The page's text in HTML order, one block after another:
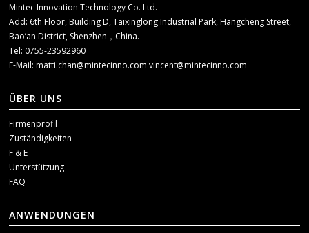
Mintec Innovation Technology Co. Ltd.
Add: 6th Floor, Building D, Taixinglong Industrial Park, Hangcheng Street,
Bao’an District, Shenzhen，China.
Tel: 0755-23592960
E-Mail:matti.chan@mintecinno.comvincent@mintecinno.com
ÜBER UNS
Firmenprofil
Zuständigkeiten
F & E
Unterstützung
FAQ
ANWENDUNGEN